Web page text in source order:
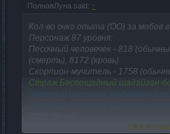
ПолнаяЛуна said: ↑
Кол-во очко опыта (ОО) за мобов
Персонаж 87 уровня:
Песочный человечек - 818
(смерть), 8172 (кровь)
Скорпион-мучитель - 1758
Страж Беспощадный шадайган-
Элитный соперник шадайган-
- 8552 (обычный)
Click to